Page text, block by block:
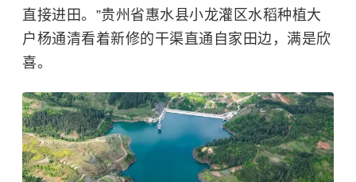
直接进田。”贵州省惠水县小龙灌区水稻种植大
户杨通清看着新修的干渠直通自家田边，满是欣
喜。